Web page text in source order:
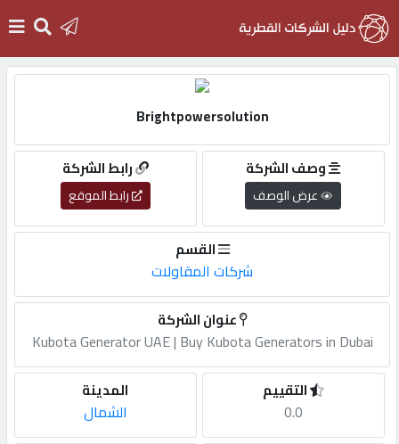
دخول
التسجيل
أضف
اعلانك
مطلوب
Brightpowersolution
رابط الشركة
رابط الموقع
وصف الشركة
عرض الوصف
القسم
شركات المقاولات
عنوان الشركة
Kubota Generator UAE | Buy Kubota Generators in Dubai
المدينة
الشمال
التقييم
0.0